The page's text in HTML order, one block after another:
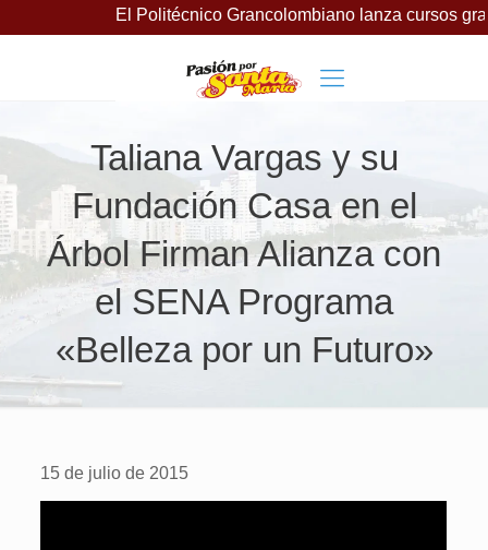
El Politécnico Grancolombiano lanza cursos gratuitos
Taliana Vargas y su
Fundación Casa en el
Árbol Firman Alianza con
el SENA Programa
«Belleza por un Futuro»
15 de julio de 2015